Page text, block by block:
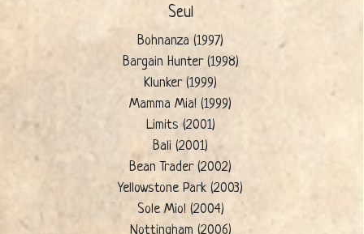
Seul
Bohnanza (1997)
Bargain Hunter (1998)
Klunker (1999)
Mamma Mia! (1999)
Limits (2001)
Bali (2001)
Bean Trader (2002)
Yellowstone Park (2003)
Sole Mio! (2004)
Nottingham (2006)